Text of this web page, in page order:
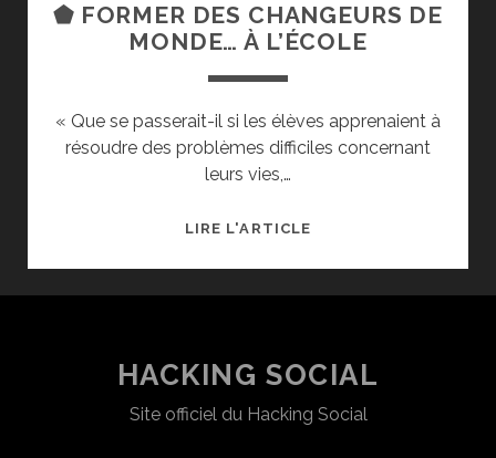
⬟ FORMER DES CHANGEURS DE
MONDE… À L’ÉCOLE
« Que se passerait-il si les élèves apprenaient à
résoudre des problèmes difficiles concernant
leurs vies,…
LIRE L'ARTICLE⬟
À
L’ÉCOLE
HACKING SOCIAL
Site officiel du Hacking Social